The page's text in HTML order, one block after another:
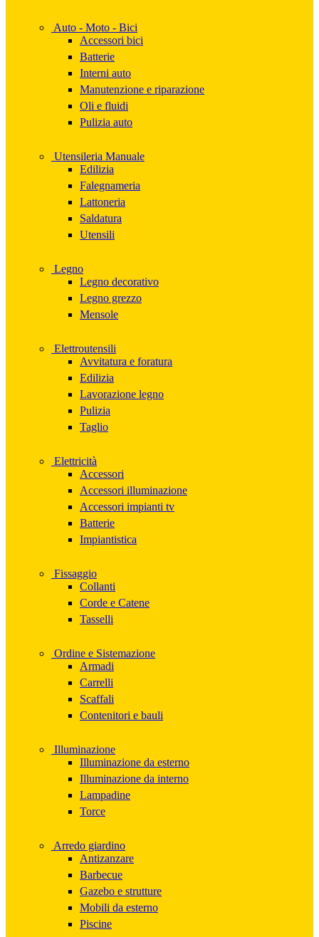
Auto - Moto - Bici
Accessori bici
Batterie
Interni auto
Manutenzione e riparazione
Oli e fluidi
Pulizia auto
Utensileria Manuale
Edilizia
Falegnameria
Lattoneria
Saldatura
Utensili
Legno
Legno decorativo
Legno grezzo
Mensole
Elettroutensili
Avvitatura e foratura
Edilizia
Lavorazione legno
Pulizia
Taglio
Elettricità
Accessori
Accessori illuminazione
Accessori impianti tv
Batterie
Impiantistica
Fissaggio
Collanti
Corde e Catene
Tasselli
Ordine e Sistemazione
Armadi
Carrelli
Scaffali
Contenitori e bauli
Illuminazione
Illuminazione da esterno
Illuminazione da interno
Lampadine
Torce
Arredo giardino
Antizanzare
Barbecue
Gazebo e strutture
Mobili da esterno
Piscine